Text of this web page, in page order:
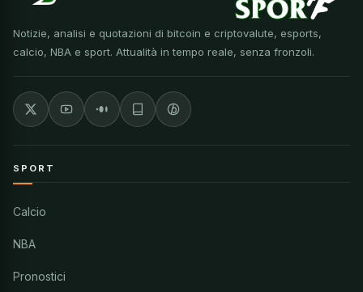
Notizie, analisi e quotazioni di bitcoin e criptovalute, esports,
calcio, NBA e sport. Attualità in tempo reale, senza fronzoli.
SPORT
Calcio
NBA
Pronostici